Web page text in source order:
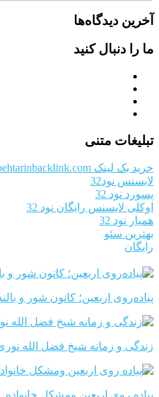
آخرین دیدگاه‌ها
ما را دنبال کنید
تبلیغات متنی
خرید بک لینک behtarinbacklink.com
لایسنس نود32
پسورد نود 32
اوکلی لایسنس رایگان نود 32
همیار نود 32
بهترین سئو
رایگان
پیاده‌روی اربعین؛ کانون شور و
زندگی و زمانه شیخ فضل الله
پیاده روی اربعین ومشکل خانواده